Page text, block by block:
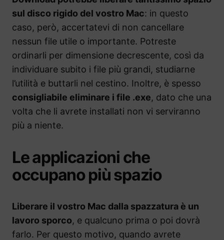
sul disco rigido del vostro Mac: in questo
caso, però, accertatevi di non cancellare
nessun file utile o importante. Potreste
ordinarli per dimensione decrescente, così da
individuare subito i file più grandi, studiarne
l’utilità e buttarli nel cestino. Inoltre, è spesso
consigliabile eliminare i file .exe, dato che una
volta che li avrete installati non vi serviranno
più a niente.
Le applicazioni che
occupano più spazio
Liberare il vostro Mac dalla spazzatura è un
lavoro sporco, e qualcuno prima o poi dovrà
farlo. Per questo motivo, quando avrete